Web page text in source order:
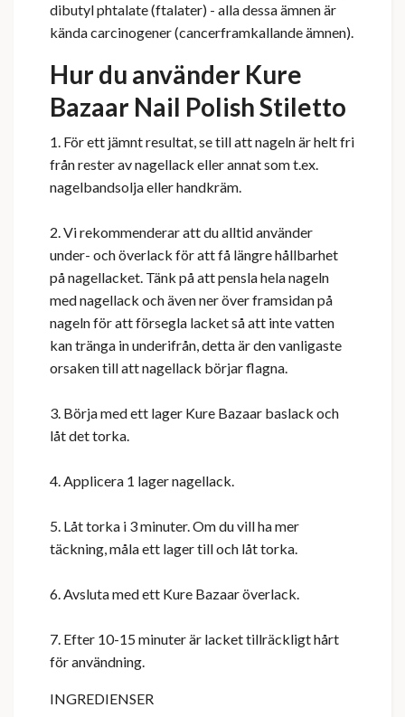
dibutyl phtalate (ftalater) - alla dessa ämnen är
kända carcinogener (cancerframkallande ämnen).
Hur du använder Kure
Bazaar Nail Polish Stiletto
1. För ett jämnt resultat, se till att nageln är helt fri
från rester av nagellack eller annat som t.ex.
nagelbandsolja eller handkräm.
2. Vi rekommenderar att du alltid använder
under- och överlack för att få längre hållbarhet
på nagellacket. Tänk på att pensla hela nageln
med nagellack och även ner över framsidan på
nageln för att försegla lacket så att inte vatten
kan tränga in underifrån, detta är den vanligaste
orsaken till att nagellack börjar flagna.
3. Börja med ett lager Kure Bazaar baslack och
låt det torka.
4. Applicera 1 lager nagellack.
5. Låt torka i 3 minuter. Om du vill ha mer
täckning, måla ett lager till och låt torka.
6. Avsluta med ett Kure Bazaar överlack.
7. Efter 10-15 minuter är lacket tillräckligt hårt
för användning.
INGREDIENSER